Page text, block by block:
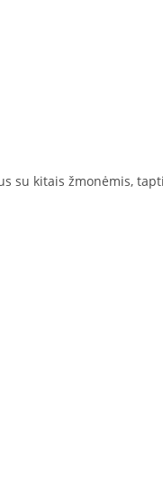
kitais žmonėmis,